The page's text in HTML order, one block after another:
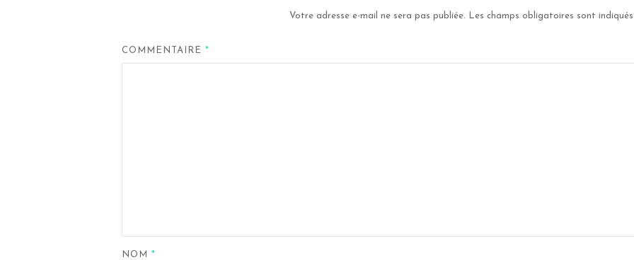
Votre adresse e-mail ne sera pas publiée. Les champs obligatoires sont
COMMENTAIRE *
NOM *